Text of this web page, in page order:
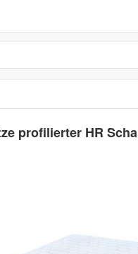
profilierter HR